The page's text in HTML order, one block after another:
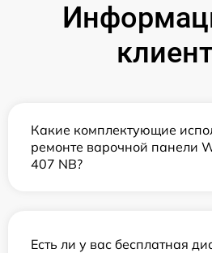
Какие комплектующие
ремонте варочной панели
407 NB?
Есть ли у вас бесплатная